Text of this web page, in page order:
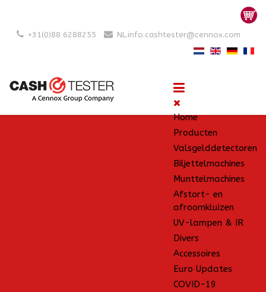
+31(0)88 6288255 NL.info.cashtester@cennox.com
Home
Producten
Valsgelddetectoren
Biljettelmachines
Munttelmachines
Afstort- en
afroomkluizen
UV-lampen & IR
Divers
Accessoires
Euro Updates
COVID-19